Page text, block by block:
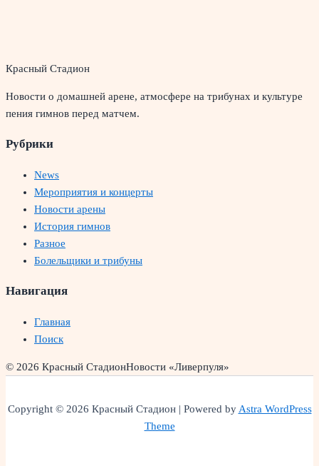
Красный Стадион
Новости о домашней арене, атмосфере на трибунах и культуре
пения гимнов перед матчем.
Рубрики
News
Мероприятия и концерты
Новости арены
История гимнов
Разное
Болельщики и трибуны
Навигация
Главная
Поиск
© 2026 Красный СтадионНовости «Ливерпуля»
Copyright © 2026 Красный Стадион | Powered byAstra WordPress
Theme